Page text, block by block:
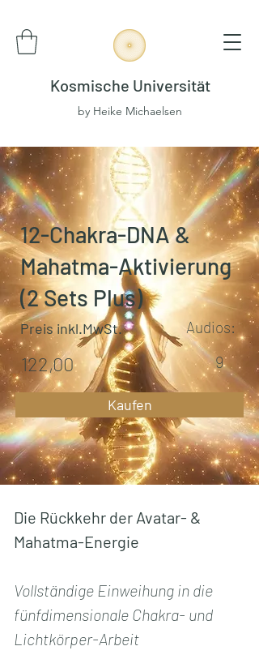
Kosmische Universität
by Heike Michaelsen
12-Chakra-DNA &
Mahatma-Aktivierung
(2 Sets Plus)
Preis inkl.MwSt.
122,00
Audios:
9
Kaufen
Die Rückkehr der Avatar- &
Mahatma-Energie
Vollständige Einweihung in die
fünfdimensionale Chakra- und
Lichtkörper-Arbeit